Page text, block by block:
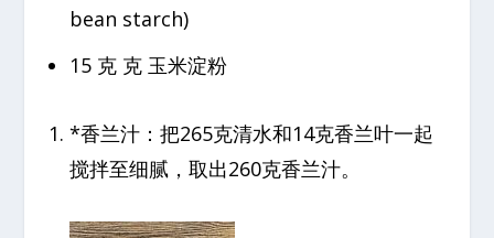
bean starch)
15 克 克 玉米淀粉
*香兰汁：把265克清水和14克香兰叶一起
搅拌至细腻，取出260克香兰汁。